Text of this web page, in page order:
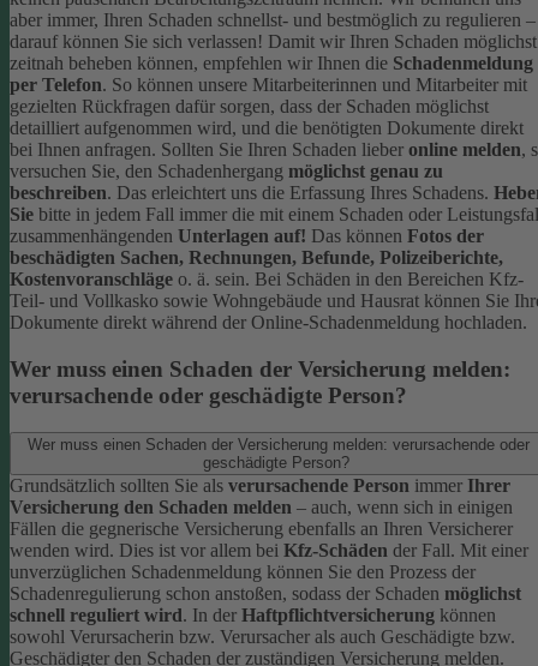
aber immer, Ihren Schaden schnellst- und bestmöglich zu regulieren –
darauf können Sie sich verlassen! Damit wir Ihren Schaden möglichst
zeitnah beheben können, empfehlen wir Ihnen die Schadenmeldung
per Telefon. So können unsere Mitarbeiterinnen und Mitarbeiter mit
gezielten Rückfragen dafür sorgen, dass der Schaden möglichst
detailliert aufgenommen wird, und die benötigten Dokumente direkt
bei Ihnen anfragen. Sollten Sie Ihren Schaden lieber online melden,
versuchen Sie, den Schadenhergang möglichst genau zu
beschreiben. Das erleichtert uns die Erfassung Ihres Schadens.
Sie bitte in jedem Fall immer die mit einem Schaden oder
zusammenhängenden Unterlagen auf! Das können Fotos der
beschädigten Sachen, Rechnungen, Befunde, Polizeiberichte,
Kostenvoranschläge o. ä. sein. Bei Schäden in den Bereichen Kfz-
Teil- und Vollkasko sowie Wohngebäude und Hausrat können Sie
Dokumente direkt während der Online-Schadenmeldung hochladen.
Wer muss einen Schaden der Versicherung melden:
verursachende oder geschädigte Person?
Wer muss einen Schaden der Versicherung melden: verursachende oder
geschädigte Person?
Grundsätzlich sollten Sie als verursachende Person immer Ihrer
Versicherung den Schaden melden – auch, wenn sich in einigen
Fällen die gegnerische Versicherung ebenfalls an Ihren Versicherer
wenden wird. Dies ist vor allem bei Kfz-Schäden der Fall. Mit einer
unverzüglichen Schadenmeldung können Sie den Prozess der
Schadenregulierung schon anstoßen, sodass der Schaden möglichst
schnell reguliert wird. In der Haftpflichtversicherung können
sowohl Verursacherin bzw. Verursacher als auch Geschädigte bzw.
Geschädigter den Schaden der zuständigen Versicherung melden.